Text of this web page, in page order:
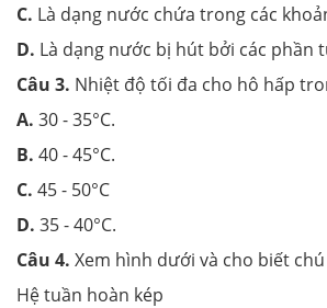
C. Là dạng nước chứa trong các
D. Là dạng nước bị hút bởi các phần
Câu 3. Nhiệt độ tối đa cho hô hấp
A. 30 - 35°C.
B. 40 - 45°C.
C. 45 - 50°C
D. 35 - 40°C.
Câu 4. Xem hình dưới và cho biết
Hệ tuần hoàn kép